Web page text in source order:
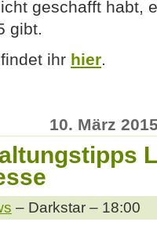
geschafft habt,
gibt.
ihr hier.
10. März
– Darkstar – 18:00